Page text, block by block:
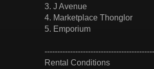
3. J Avenue
4. Marketplace Thonglor
5. Emporium
Rental Conditions